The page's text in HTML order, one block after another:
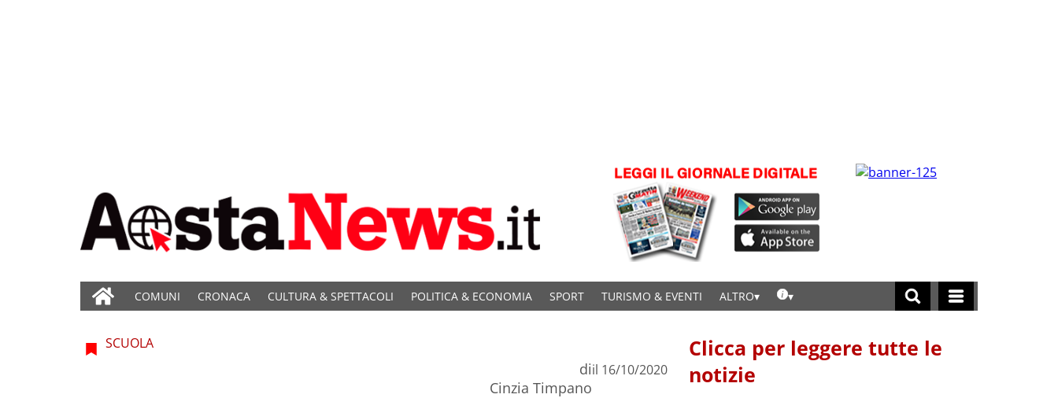
COMUNI CRONACA CULTURA & SPETTACOLI POLITICA & ECONOMIA SPORT TURISMO & EVENTI ALTRO
SCUOLA
di
Cinzia Timpano
il 16/10/2020
Clicca per leggere tutte le
notizie